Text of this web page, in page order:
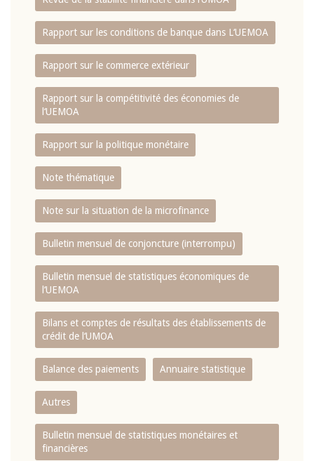
Rapport sur les conditions de banque dans L‘UEMOA
Rapport sur le commerce extérieur
Rapport sur la compétitivité des économies de
l‘UEMOA
Rapport sur la politique monétaire
Note thématique
Note sur la situation de la microfinance
Bulletin mensuel de conjoncture (interrompu)
Bulletin mensuel de statistiques économiques de
l‘UEMOA
Bilans et comptes de résultats des établissements de
crédit de l‘UMOA
Balance des paiements Annuaire statistique
Autres
Bulletin mensuel de statistiques monétaires et
financières